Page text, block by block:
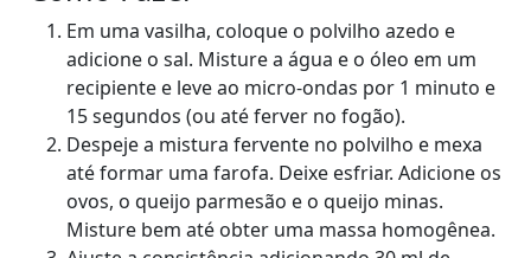
Em uma vasilha, coloque o polvilho azedo e
adicione o sal. Misture a água e o óleo em um
recipiente e leve ao micro-ondas por 1 minuto e
15 segundos (ou até ferver no fogão).
Despeje a mistura fervente no polvilho e mexa
até formar uma farofa. Deixe esfriar. Adicione os
ovos, o queijo parmesão e o queijo minas.
Misture bem até obter uma massa homogênea.